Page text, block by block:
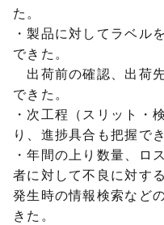
た。
・製品に対してラベル
できた。
出荷前の確認、出荷
できた。
・次工程（スリット・
り、進捗具合も把握でき
・年間の上り数量、ロ
者に対して不良に対す
発生時の情報検索など
きた。